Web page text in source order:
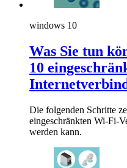
windows 10
Was Sie tun
10
Die folgenden Schritte
eingeschränkten Wi-Fi-
werden kann.